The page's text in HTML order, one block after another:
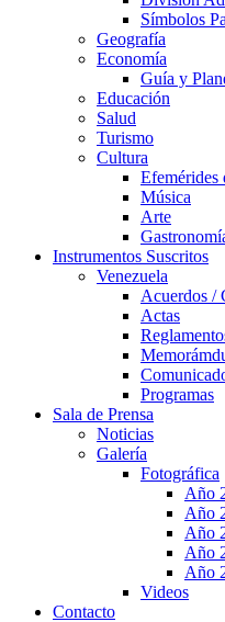
Símbolos
Geografía
Economía
Guía y
Educación
Salud
Turismo
Cultura
Efemérides
Música
Arte
Instrumentos Suscritos
Venezuela
Acuerdos /
Actas
Programas
Sala de Prensa
Noticias
Galería
Fotográfica
Año
Año
Año
Año
Año
Videos
Contacto